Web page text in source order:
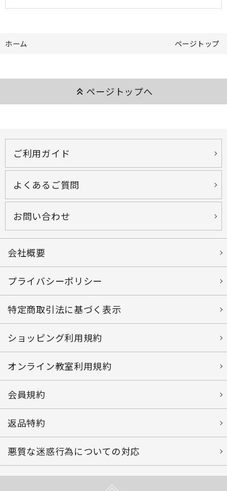
ホーム ページトップ
keyboard_double_arrow_up ページトップへ
ご利用ガイド
よくあるご質問
お問い合わせ
会社概要
プライバシーポリシー
特定商取引法に基づく表示
ショッピング利用規約
オンライン教室利用規約
会員規約
返品特約
悪質な迷惑行為についての対応